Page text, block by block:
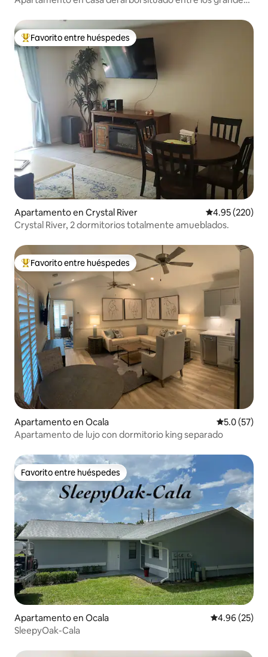
Favorito entre huéspedes preferido
Favorito entre huéspedes
Apartamento en Crystal River Calificación
4.95 (220)
Crystal River, 2 dormitorios totalmente amueblados.
Favorito entre huéspedes preferido
Favorito entre huéspedes
Apartamento en Ocala Calificación
5.0 (57)
Apartamento de lujo con dormitorio king separado
Favorito entre huéspedes
Favorito entre huéspedes
Apartamento en Ocala Calificación
4.96 (25)
SleepyOak-Cala